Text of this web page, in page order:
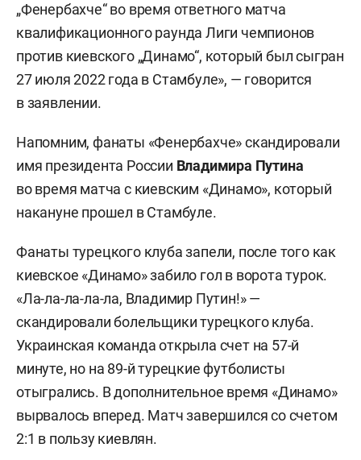
„Фенербахче“ во время ответного матча
квалификационного раунда Лиги чемпионов
против киевского „Динамо“, который был сыгран
27 июля 2022 года в Стамбуле», — говорится
в заявлении.
Напомним, фанаты «Фенербахче» скандировали
имя президента России Владимира Путина
во время матча с киевским «Динамо», который
накануне прошел в Стамбуле.
Фанаты турецкого клуба запели, после того как
киевское «Динамо» забило гол в ворота турок.
«Ла-ла-ла-ла-ла, Владимир Путин!» —
скандировали болельщики турецкого клуба.
Украинская команда открыла счет на 57-й
минуте, но на 89-й турецкие футболисты
отыгрались. В дополнительное время «Динамо»
вырвалось вперед. Матч завершился со счетом
2:1 в пользу киевлян.